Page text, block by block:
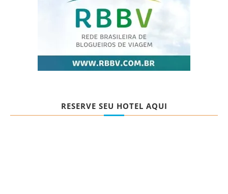
RESERVE SEU HOTEL AQUI